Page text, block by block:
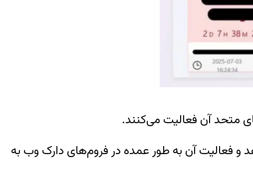
متحد آن فعالیت می‌کنند.
فعالیت آن به طور عمده در فروم‌های دارک وب به